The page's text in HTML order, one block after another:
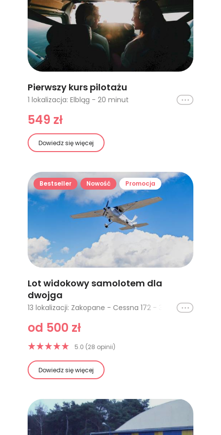
Pierwszy kurs pilotażu
1 lokalizacja: Elbląg - 20 minut Ikona
549 zł
Dowiedz się więcej
Bestseller Nowość Promocja
Lot widokowy samolotem dla
dwojga
13 lokalizacji: Zakopane - Cessna 172 - 30 minut, Zakopane - Cessna 172 - 40 minut, Toruń - 10 minut, Toruń - 20 minut, Rybnik - 10 minut, Rybnik - 20 minut, Rybnik - 30 minut, Trójmiasto - 15 minut, Trójmiasto - 30 minut, Zakopane - Cessna 172 - 60 minut, Zakopane - Cessna 172 - 20 minut, Włocławek - Cessna 172 - 15 minut, Włocławek - Cessna 172 - 30 minut
Ikona
od 500 zł
5.0 (28 opinii)
Dowiedz się więcej